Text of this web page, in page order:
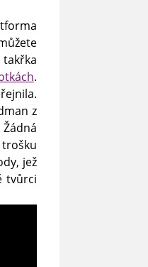
.
z
trošku
jež
tvůrci